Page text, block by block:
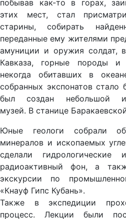
побывав как-то в горах,
этих мест, стал
старины, собирать
переданные ему жителями
амуниции и оружия солдат,
Кавказа, горные породы и
некогда обитавших в
собранных экспонатов стало
был создан небольшой
музей. В станице
Юные геологи собрали
минералов и ископаемых
сделали гидрологические
радиоактивный фон, а
экскурсии по
«Кнауф Гипс Кубань».
Также в экспедиции
процесс. Лекции были